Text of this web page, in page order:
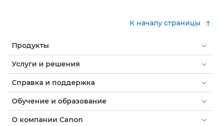
К началу страницы
Продукты
Услуги и решения
Справка и поддержка
Обучение и образование
О компании Canon